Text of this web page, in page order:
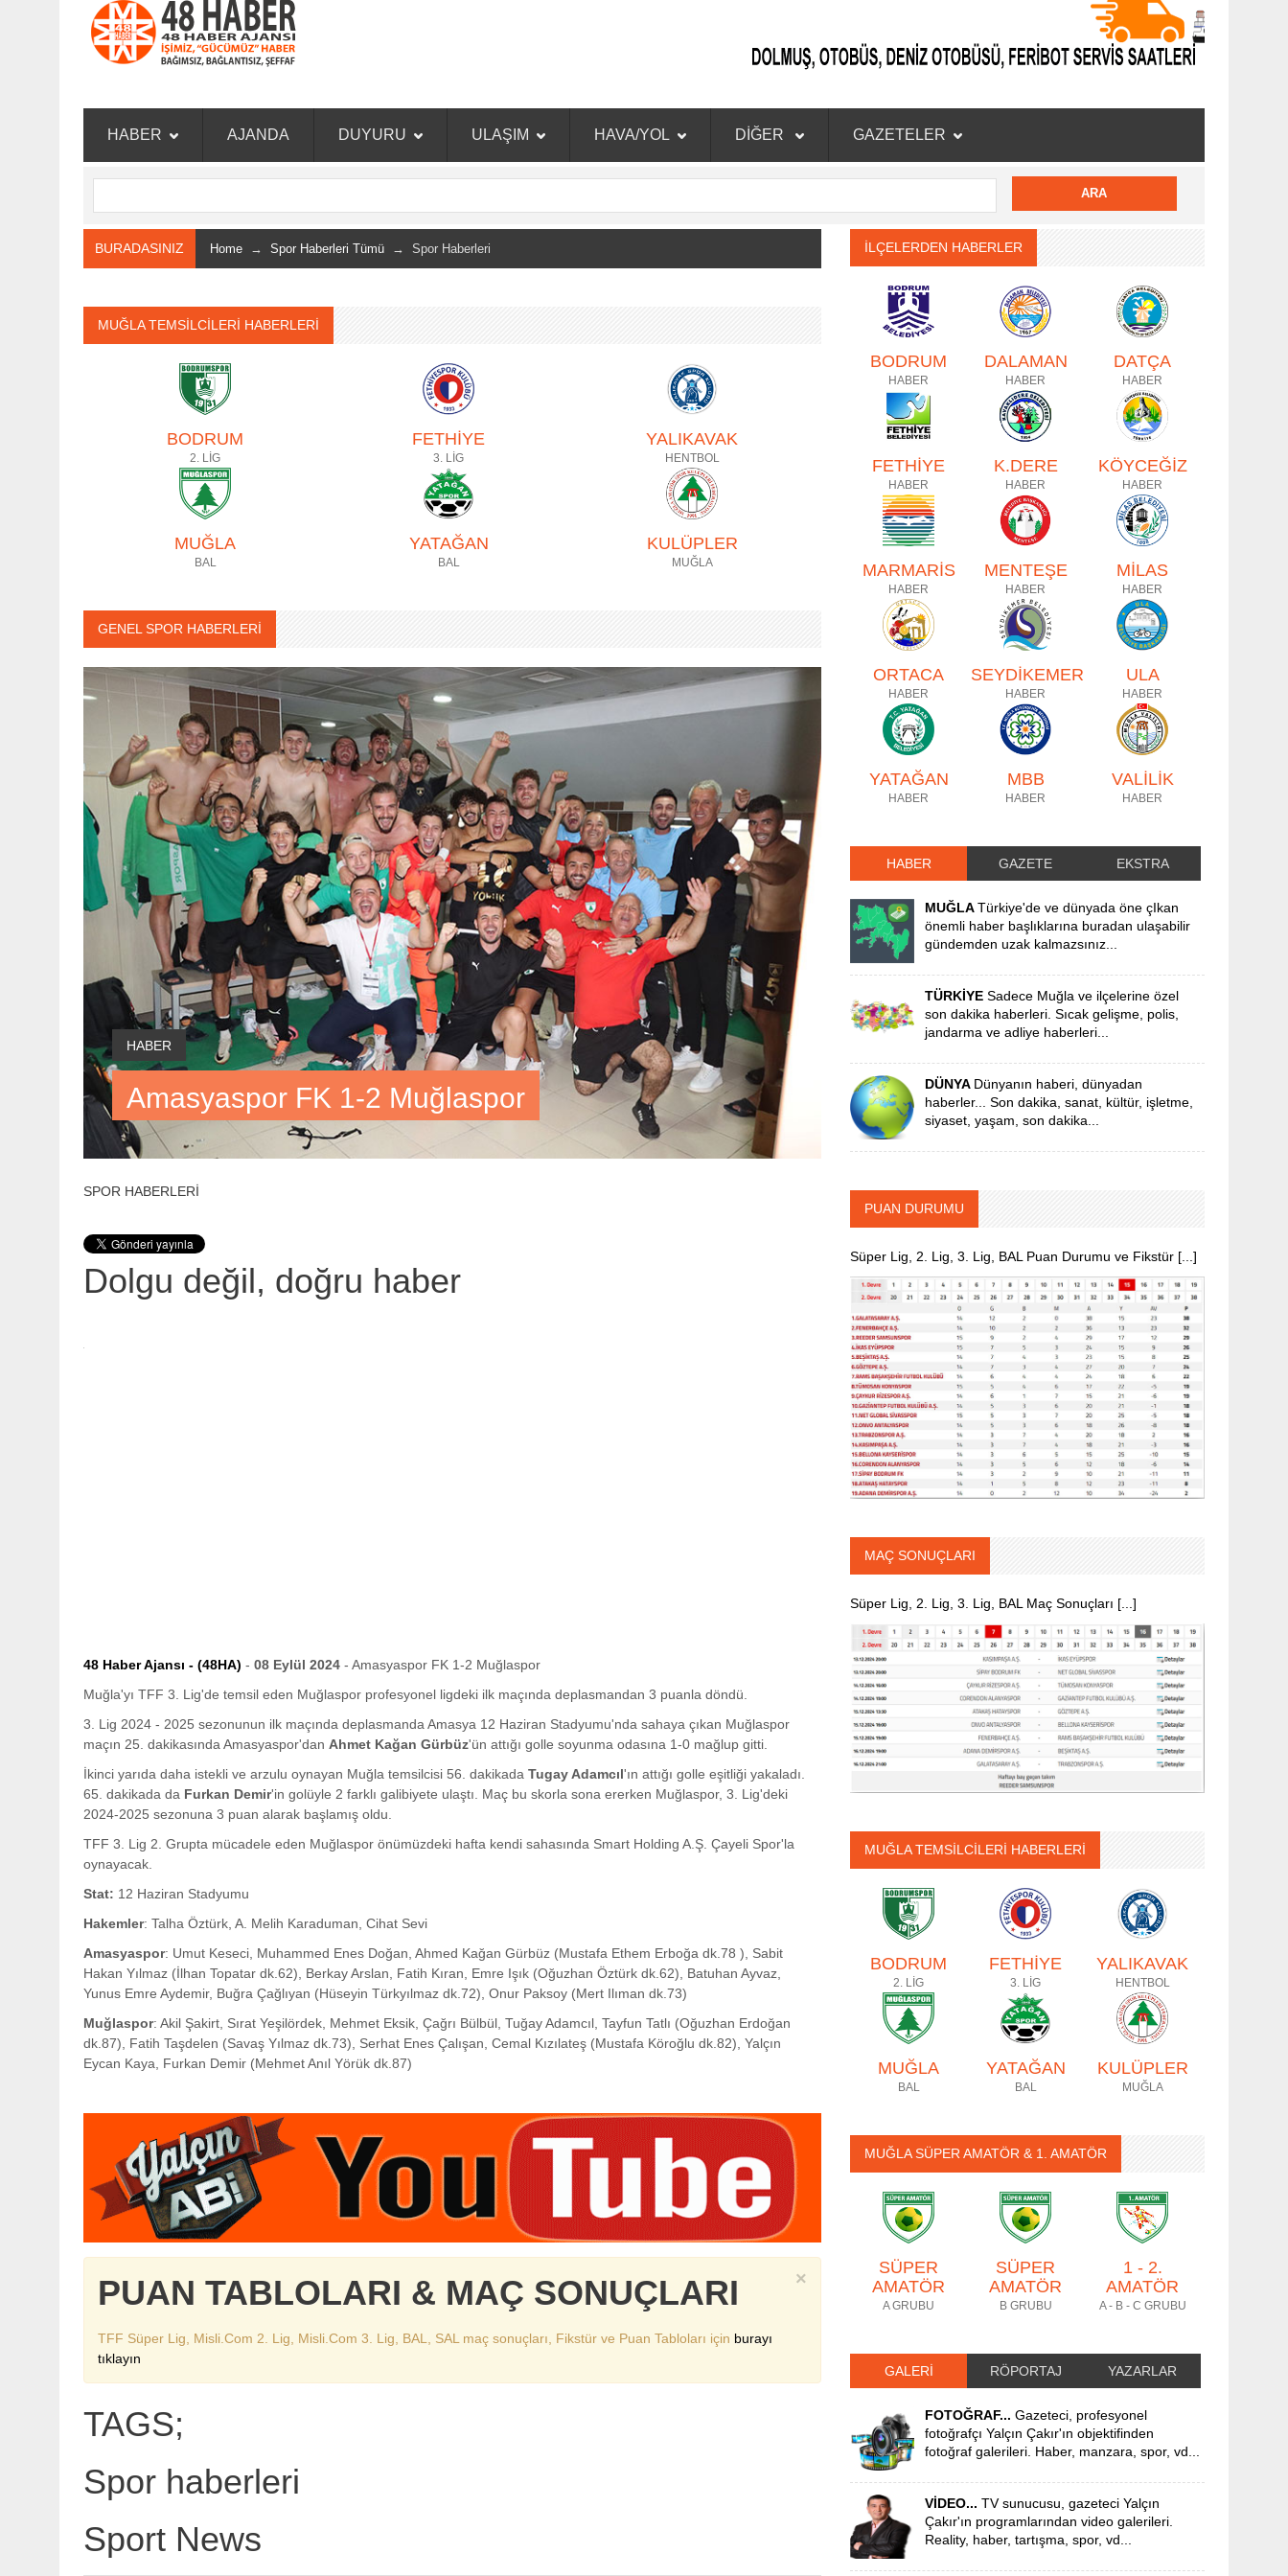
HABER AJANDA DUYURU ULAŞIM HAVA/YOL DİĞER GAZETELER
BURADASINIZ Home → Spor Haberleri Tümü → Spor Haberleri
MUĞLA TEMSİLCİLERİ HABERLERİ
BODRUM
2. LİG
FETHİYE
3. LİG
YALIKAVAK
HENTBOL
MUĞLA
BAL
YATAĞAN
BAL
KULÜPLER
MUĞLA
GENEL SPOR HABERLERİ
HABER
Amasyaspor FK 1-2 Muğlaspor
SPOR HABERLERİ
Dolgu değil, doğru haber
48 Haber Ajansı - (48HA) - 08 Eylül 2024 - Amasyaspor FK 1-2 Muğlaspor
Muğla'yı TFF 3. Lig'de temsil eden Muğlaspor profesyonel ligdeki ilk maçında deplasmandan 3 puanla döndü.
3. Lig 2024 - 2025 sezonunun ilk maçında deplasmanda Amasya 12 Haziran Stadyumu'nda sahaya çıkan Muğlaspor
maçın 25. dakikasında Amasyaspor'dan Ahmet Kağan Gürbüz'ün attığı golle soyunma odasına 1-0 mağlup gitti.
İkinci yarıda daha istekli ve arzulu oynayan Muğla temsilcisi 56. dakikada Tugay Adamcıl'ın attığı golle eşitliği yakaladı.
65. dakikada da Furkan Demir'in golüyle 2 farklı galibiyete ulaştı. Maç bu skorla sona ererken Muğlaspor, 3. Lig'deki
2024-2025 sezonuna 3 puan alarak başlamış oldu.
TFF 3. Lig 2. Grupta mücadele eden Muğlaspor önümüzdeki hafta kendi sahasında Smart Holding A.Ş. Çayeli Spor'la
oynayacak.
Stat: 12 Haziran Stadyumu
Hakemler: Talha Öztürk, A. Melih Karaduman, Cihat Sevi
Amasyaspor: Umut Keseci, Muhammed Enes Doğan, Ahmed Kağan Gürbüz (Mustafa Ethem Erboğa dk.78 ), Sabit
Hakan Yılmaz (İlhan Topatar dk.62), Berkay Arslan, Fatih Kıran, Emre Işık (Oğuzhan Öztürk dk.62), Batuhan Ayvaz,
Yunus Emre Aydemir, Buğra Çağlıyan (Hüseyin Türkyılmaz dk.72), Onur Paksoy (Mert Ilıman dk.73)
Muğlaspor: Akil Şakirt, Sırat Yeşilördek, Mehmet Eksik, Çağrı Bülbül, Tuğay Adamcıl, Tayfun Tatlı (Oğuzhan Erdoğan
dk.87), Fatih Taşdelen (Savaş Yılmaz dk.73), Serhat Enes Çalışan, Cemal Kızılateş (Mustafa Köroğlu dk.82), Yalçın
Eycan Kaya, Furkan Demir (Mehmet Anıl Yörük dk.87)
×
PUAN TABLOLARI & MAÇ SONUÇLARI
TFF Süper Lig, Misli.Com 2. Lig, Misli.Com 3. Lig, BAL, SAL maç sonuçları, Fikstür ve Puan Tabloları için burayı
tıklayın
TAGS;
Spor haberleri
Sport News
İLÇELERDEN HABERLER
BODRUM
HABER
DALAMAN
HABER
DATÇA
HABER
FETHİYE
HABER
K.DERE
HABER
KÖYCEĞİZ
HABER
MARMARİS
HABER
MENTEŞE
HABER
MİLAS
HABER
ORTACA
HABER
SEYDİKEMER
HABER
ULA
HABER
YATAĞAN
HABER
MBB
HABER
VALİLİK
HABER
HABER GAZETE EKSTRA
MUĞLATürkiye'de ve dünyada öne çIkan
önemli haber başlıklarına buradan ulaşabilir
gündemden uzak kalmazsınız...
TÜRKİYESadece Muğla ve ilçelerine özel
son dakika haberleri. Sıcak gelişme, polis,
jandarma ve adliye haberleri...
DÜNYA Dünyanın haberi, dünyadan
haberler... Son dakika, sanat, kültür, işletme,
siyaset, yaşam, son dakika...
PUAN DURUMU
Süper Lig, 2. Lig, 3. Lig, BAL Puan Durumu ve Fikstür [...]
MAÇ SONUÇLARI
Süper Lig, 2. Lig, 3. Lig, BAL Maç Sonuçları [...]
MUĞLA TEMSİLCİLERİ HABERLERİ
BODRUM
2. LİG
FETHİYE
3. LİG
YALIKAVAK
HENTBOL
MUĞLA
BAL
YATAĞAN
BAL
KULÜPLER
MUĞLA
MUĞLA SÜPER AMATÖR & 1. AMATÖR
SÜPER
AMATÖR
A GRUBU
SÜPER
AMATÖR
B GRUBU
1 - 2.
AMATÖR
A - B - C GRUBU
GALERİ RÖPORTAJ YAZARLAR
FOTOĞRAF... Gazeteci, profesyonel
fotoğrafçı Yalçın Çakır'ın objektifinden
fotoğraf galerileri. Haber, manzara, spor, vd...
VİDEO... TV sunucusu, gazeteci Yalçın
Çakır'ın programlarından video galerileri.
Reality, haber, tartışma, spor, vd...